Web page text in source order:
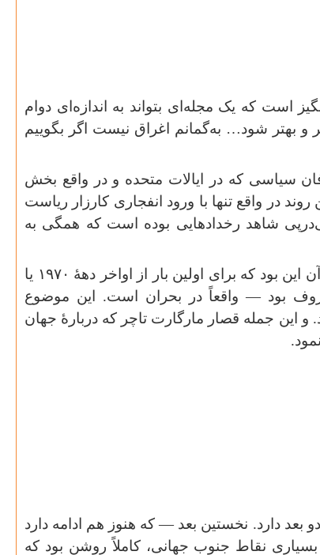
است که یک مجله‌ای بتواند به اندازه‌ای دوام
و بهتر شود… به‌گمانم اغراق نیست اگر بگوییم
سیاسی که در ایالات متحده و در واقع بخش
در واقع تنها با ورود انفجاری کارزار ریاست
شاهد رخدادهایی بوده است که همگی به
بود که برای اولین بار از اواخر دههٔ ۱۹۷۰ یا
بود — واقعاً در بحران است. این موضوع
این جمله قصار مارگارت تاچر که دربارهٔ جهان
.
بعد دارد. نخستین بعد — که هنوز هم ادامه دارد
نقاط جنوب جهانی، کاملاً روشن بود که